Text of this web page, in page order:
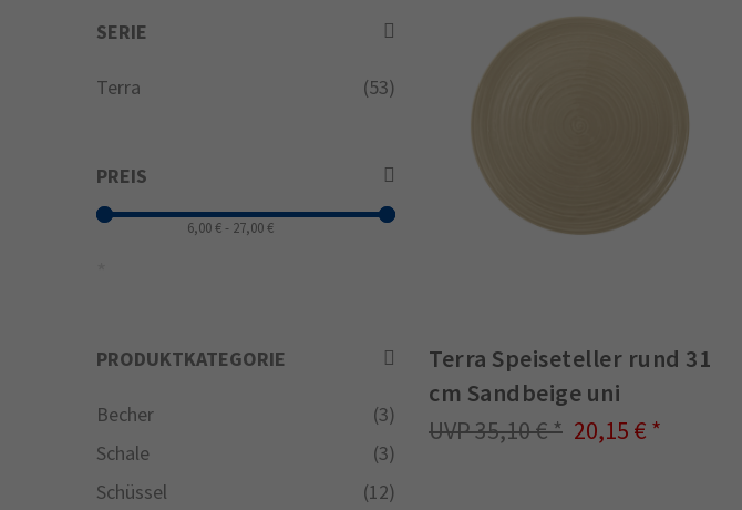
SERIE
Terra (53)
PREIS
PRODUKTKATEGORIE
Becher
(3)
Schale
(3)
Schüssel
(12)
Terra Speiseteller rund 31
cm Sandbeige uni
35,10 €
20,15 €